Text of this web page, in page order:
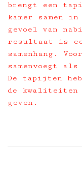
brengt een
kamer samen
gevoel van
resultaat is
samenhang.
samenvoegt
De tapijten
de kwaliteiten
geven.